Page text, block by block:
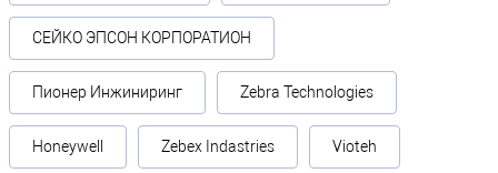
СЕЙКО ЭПСОН КОРПОРАТИОН
Пионер Инжиниринг Zebra Technologies
Honeywell Zebex Indastries Vioteh